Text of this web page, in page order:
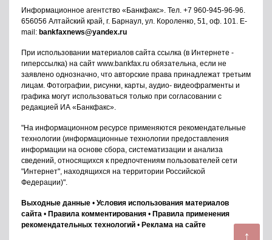
↑
Информационное агентство «Банкфакс». Тел. +7 960-945-96-96.
656056 Алтайский край, г. Барнаул, ул. Короленко, 51, оф. 101. E-
mail: bankfaxnews@yandex.ru
При использовании материалов сайта ссылка (в Интернете -
гиперссылка) на сайт www.bankfax.ru обязательна, если не
заявлено однозначно, что авторские права принадлежат третьим
лицам. Фотографии, рисунки, карты, аудио- видеофрагменты и
графика могут использоваться только при согласовании с
редакцией ИА «Банкфакс».
"На информационном ресурсе применяются рекомендательные
технологии (информационные технологии предоставления
информации на основе сбора, систематизации и анализа
сведений, относящихся к предпочтениям пользователей сети
"Интернет", находящихся на территории Российской
Федерации)".
Выходные данные • Условия использования материалов
сайта • Правила комментирования • Правила применения
рекомендательных технологий • Реклама на сайте